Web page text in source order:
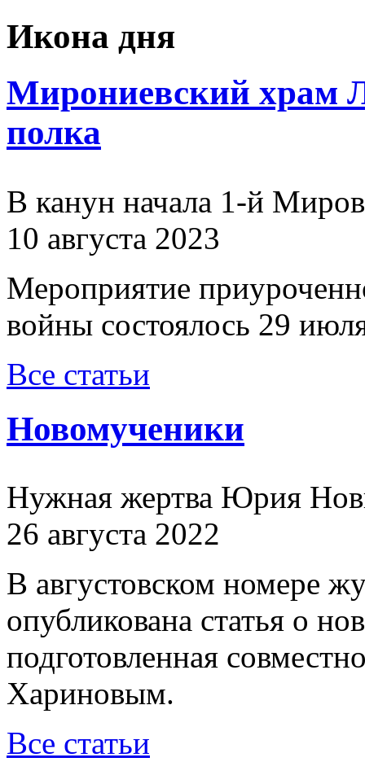
Икона дня
Мирониевский храм
полка
В канун начала 1-й
10 августа 2023
Мероприятие
войны состоялось 29
Все статьи
Новомученики
Нужная жертва Юрия
26 августа 2022
В августовском номере
опубликована статья о
подготовленная
Хариновым.
Все статьи